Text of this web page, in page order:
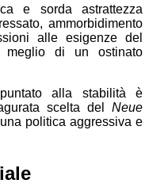
e sorda astrattezza
ammorbidimento
alle esigenze del
meglio di un ostinato
alla stabilità è
scelta del Neue
politica aggressiva e